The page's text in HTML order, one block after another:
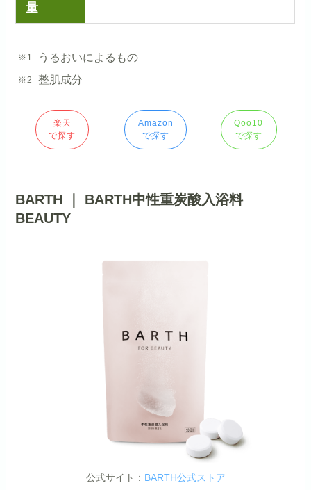
量
うるおいによるもの
整肌成分
楽天
で探す
Amazon
で探す
Qoo10
で探す
BARTH ｜ BARTH中性重炭酸入浴料
BEAUTY
公式サイト： BARTH公式ストア